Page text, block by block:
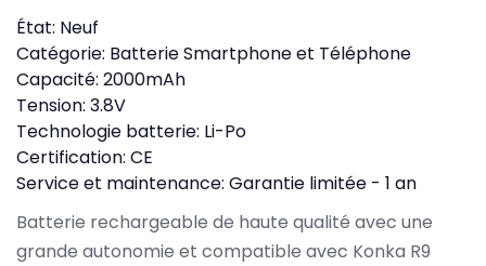
État: Neuf
Catégorie: Batterie Smartphone et Téléphone
Capacité: 2000mAh
Tension: 3.8V
Technologie batterie: Li-Po
Certification: CE
Service et maintenance: Garantie limitée - 1 an
Batterie rechargeable de haute qualité avec une
grande autonomie et compatible avec Konka R9